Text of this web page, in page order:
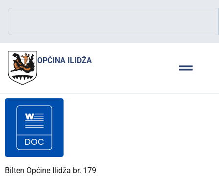
OPĆINA ILIDŽA
Bilten Općine Ilidža br. 179